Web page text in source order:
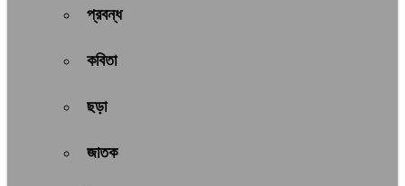
প্রবন্ধ
কবিতা
ছড়া
জাতক